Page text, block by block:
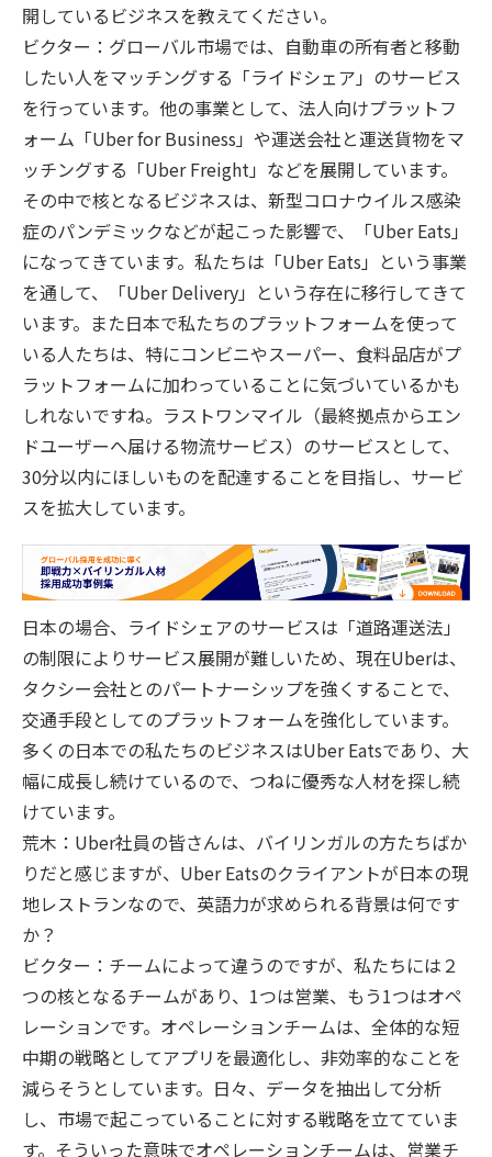
開しているビジネスを教えてください。
ビクター：グローバル市場では、自動車の所有者と移動
したい人をマッチングする「ライドシェア」のサービス
を行っています。他の事業として、法人向けプラットフ
ォーム「Uber for Business」や運送会社と運送貨物をマ
ッチングする「Uber Freight」などを展開しています。
その中で核となるビジネスは、新型コロナウイルス感染
症のパンデミックなどが起こった影響で、「Uber Eats」
になってきています。私たちは「Uber Eats」という事業
を通して、「Uber Delivery」という存在に移行してきて
います。また日本で私たちのプラットフォームを使って
いる人たちは、特にコンビニやスーパー、食料品店がプ
ラットフォームに加わっていることに気づいているかも
しれないですね。ラストワンマイル（最終拠点からエン
ドユーザーへ届ける物流サービス）のサービスとして、
30分以内にほしいものを配達することを目指し、サービ
スを拡大しています。
日本の場合、ライドシェアのサービスは「道路運送法」
の制限によりサービス展開が難しいため、現在Uberは、
タクシー会社とのパートナーシップを強くすることで、
交通手段としてのプラットフォームを強化しています。
多くの日本での私たちのビジネスはUber Eatsであり、大
幅に成長し続けているので、つねに優秀な人材を探し続
けています。
荒木：Uber社員の皆さんは、バイリンガルの方たちばか
りだと感じますが、Uber Eatsのクライアントが日本の現
地レストランなので、英語力が求められる背景は何です
か？
ビクター：チームによって違うのですが、私たちには２
つの核となるチームがあり、1つは営業、もう1つはオペ
レーションです。オペレーションチームは、全体的な短
中期の戦略としてアプリを最適化し、非効率的なことを
減らそうとしています。日々、データを抽出して分析
し、市場で起こっていることに対する戦略を立てていま
す。そういった意味でオペレーションチームは、営業チ